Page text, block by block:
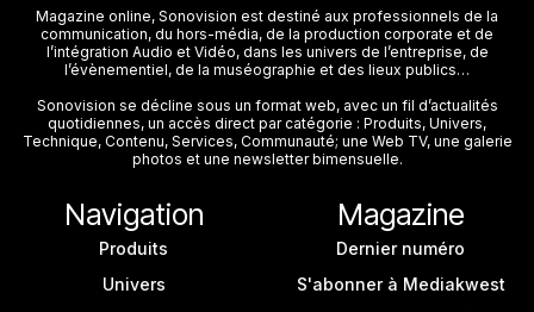
Magazine online, Sonovision est destiné aux professionnels de la
communication, du hors-média, de la production corporate et de
l’intégration Audio et Vidéo, dans les univers de l’entreprise, de
l’évènementiel, de la muséographie et des lieux publics…
Sonovision se décline sous un format web, avec un fil d’actualités
quotidiennes, un accès direct par catégorie : Produits, Univers,
Technique, Contenu, Services, Communauté; une Web TV, une galerie
photos et une newsletter bimensuelle.
Navigation
Produits
Univers
Magazine
Dernier numéro
S'abonner à Mediakwest